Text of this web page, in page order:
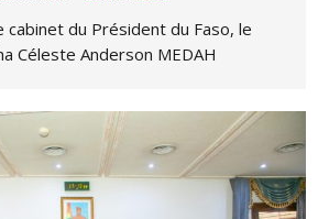
cabinet du Président du Faso, le
Céleste Anderson MEDAH